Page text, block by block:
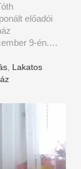
előadói
9-én.…
Lakatos